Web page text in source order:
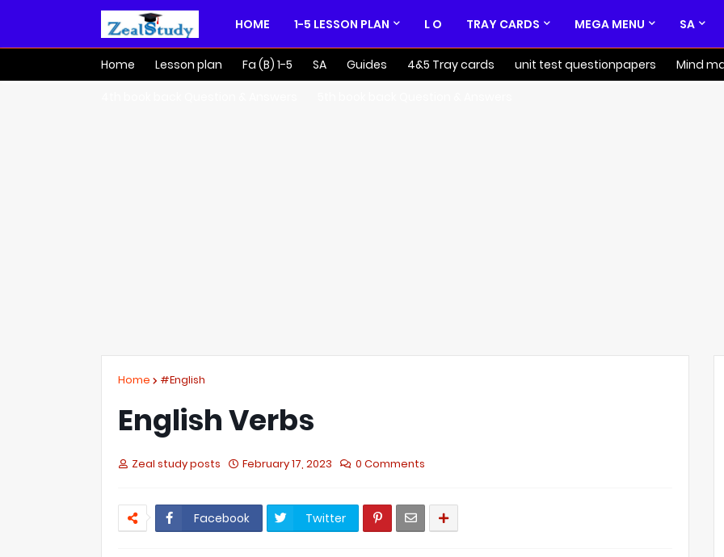
HOME 1-5 LESSON PLAN L O TRAY CARDS MEGA MENU SA
Home Lesson plan Fa (B) 1-5 SA Guides 4&5 Tray cards unit test questionpapers Mind
Home #English
English Verbs
Zeal study posts February 17, 2023 0 Comments
Facebook Twitter